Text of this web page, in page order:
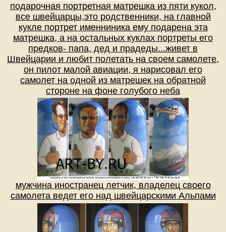
подарочная портретная матрешка из пяти кукол,
все швейцарцы,это родственники, на главной
кукле портрет именниника ему подарена эта
матрешка, а на остальных куклах портреты его
предков- папа, дед и прадеды...живет в
Швейцарии и любит полетать на своем самолете,
он пилот малой авиации, я нарисовал его
самолет на одной из матрешек на обратной
стороне на фоне голубого неба
мужчина иностранец летчик, владелец своего
самолета ведет его над швейцарскими Альпами